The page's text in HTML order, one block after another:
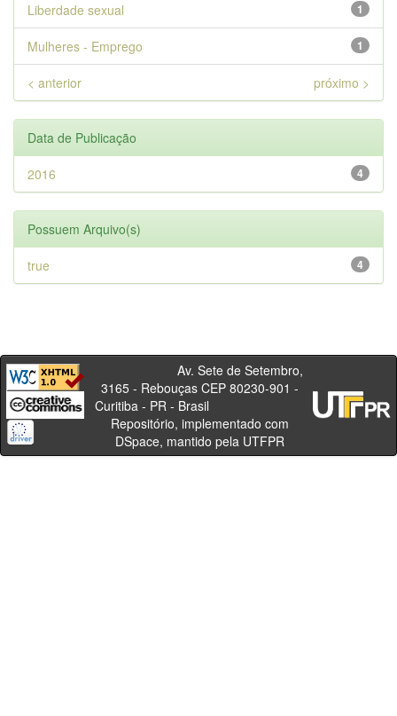
1
Liberdade sexual
1
Mulheres - Emprego
< anterior próximo >
Data de Publicação
4
2016
Possuem Arquivo(s)
4
true
Av. Sete de Setembro,
3165 - Rebouças CEP 80230-901 -
Curitiba - PR - Brasil
Repositório, implementado com
DSpace, mantido pela UTFPR